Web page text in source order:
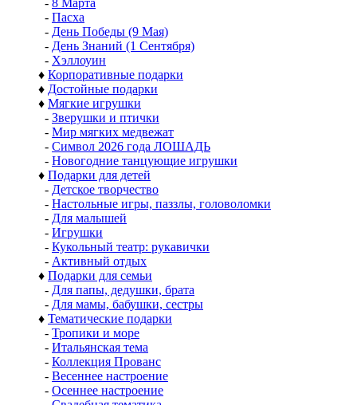
- 8 Марта
- Пасха
- День Победы (9 Мая)
- День Знаний (1 Сентября)
- Хэллоуин
♦ Корпоративные подарки
♦ Достойные подарки
♦ Мягкие игрушки
- Зверушки и птички
- Мир мягких медвежат
- Символ 2026 года ЛОШАДЬ
- Новогодние танцующие игрушки
♦ Подарки для детей
- Детское творчество
- Настольные игры, паззлы, головоломки
- Для малышей
- Игрушки
- Кукольный театр: рукавички
- Активный отдых
♦ Подарки для семьи
- Для папы, дедушки, брата
- Для мамы, бабушки, сестры
♦ Тематические подарки
- Тропики и море
- Итальянская тема
- Коллекция Прованс
- Весеннее настроение
- Осеннее настроение